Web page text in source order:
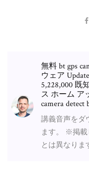
無料 bt gps
ウェア
5,228,000 既
ス ホーム ア
camera detect
講義音声をダ
ます。 ※掲載
とは異なりま